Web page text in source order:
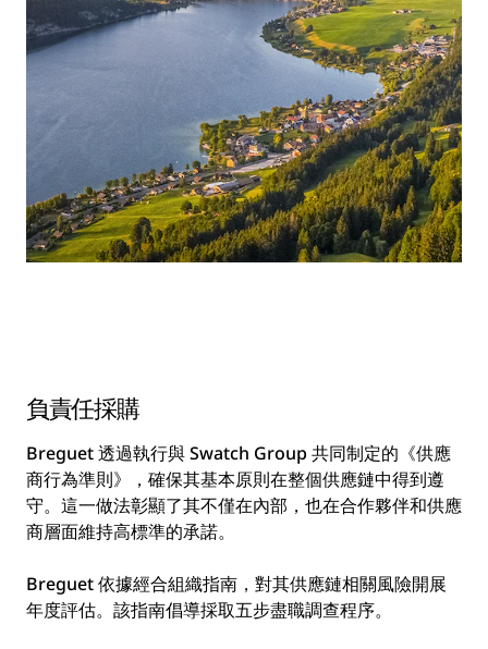
負責任採購
Breguet 透過執行與 Swatch Group 共同制定的《供應
商行為準則》，確保其基本原則在整個供應鏈中得到遵
守。這一做法彰顯了其不僅在內部，也在合作夥伴和供應
商層面維持高標準的承諾。
Breguet 依據經合組織指南，對其供應鏈相關風險開展
年度評估。該指南倡導採取五步盡職調查程序。